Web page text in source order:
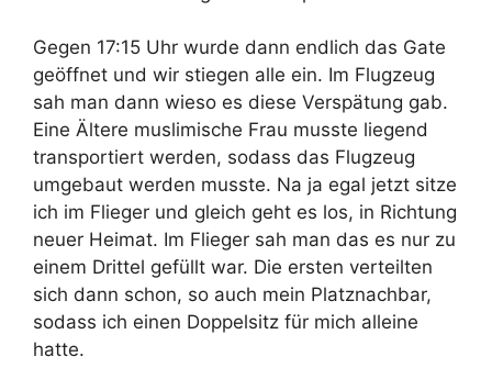
Gegen 17:15 Uhr wurde dann endlich das Gate
geöffnet und wir stiegen alle ein. Im Flugzeug
sah man dann wieso es diese Verspätung gab.
Eine Ältere muslimische Frau musste liegend
transportiert werden, sodass das Flugzeug
umgebaut werden musste. Na ja egal jetzt sitze
ich im Flieger und gleich geht es los, in Richtung
neuer Heimat. Im Flieger sah man das es nur zu
einem Drittel gefüllt war. Die ersten verteilten
sich dann schon, so auch mein Platznachbar,
sodass ich einen Doppelsitz für mich alleine
hatte.